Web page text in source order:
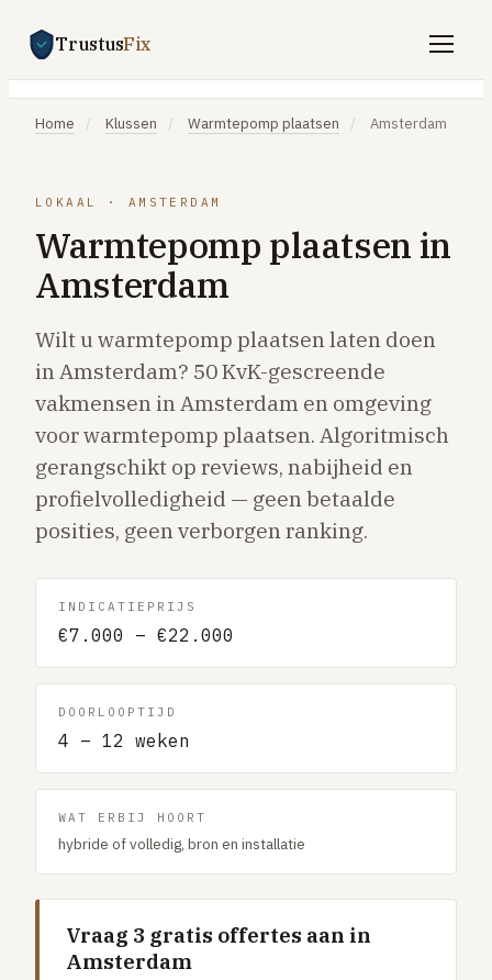
TrustusFix
Gratis offertes aanvragen
Klussen
SPOED 24/7
CV-storing
Warmtepomp-storing
Lekkage
Daklekkage
Afvoer verstopt
Gaslucht
Stroom uitgevallen
Buitengesloten
VERBOUW
Badkamer renovatie
Dakkapel plaatsen
Dak renovatie
TUIN
Tuin aanleg of renovatie
CV-ketel vervangen
Warmtepomp plaatsen
Home / Klussen / Warmtepomp plaatsen / Amsterdam
LOKAAL · AMSTERDAM
Warmtepomp plaatsen in
Amsterdam
Wilt u warmtepomp plaatsen laten doen
in Amsterdam? 50 KvK-gescreende
vakmensen in Amsterdam en omgeving
voor warmtepomp plaatsen. Algoritmisch
gerangschikt op reviews, nabijheid en
profielvolledigheid — geen betaalde
posities, geen verborgen ranking.
INDICATIEPRIJS
€7.000 – €22.000
DOORLOOPTIJD
4 – 12 weken
WAT ERBIJ HOORT
hybride of volledig, bron en installatie
Vraag 3 gratis offertes aan in
Amsterdam